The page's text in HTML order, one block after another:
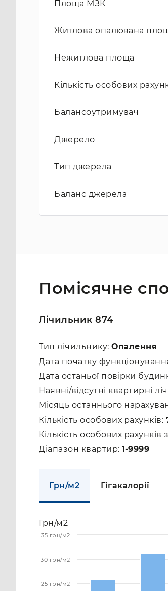
Площа МЗК
Житлова опалювана
Нежитлова площа
Кількість особових
Балансоутримувач
Джерело
Тип джерела
Баланс джерела
Помісячне
Лічильник 874
Тип лічильнику: Опалення
Дата початку
Дата останьої повірки
Наявні/відсутні квартирні
Місяць останнього
Кількість особових рахунків:
Кількість особових
Діапазон квартир: 1-9999
Грн/м2 Гігакалорії
Грн/м2
25 грн/м2
30 грн/м2
35 грн/м2